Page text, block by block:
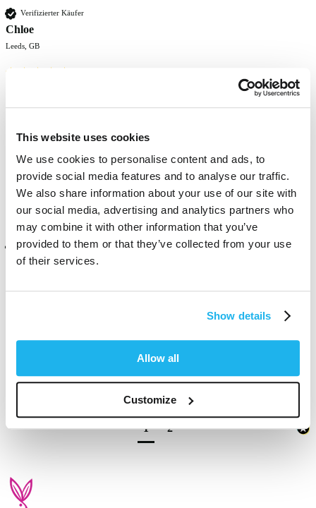
This website uses cookies
We use cookies to personalise content and ads, to
provide social media features and to analyse our traffic.
We also share information about your use of our site with
our social media, advertising and analytics partners who
may combine it with other information that you’ve
provided to them or that they’ve collected from your use
of their services.
Show details
Allow all
Customize
Verifizierter Käufer
Chloe
Leeds, GB
Pretty pastel colour.  Will come out lighter so if that's not what you
are looking for go for a darker purple.  This pulls more pink purple
easy to apply but I do prefer to put it on dry hair.
Fanden Sie diese Bewertung hilfreich?
Verifizierter Käufer
Alexandra
Fanden Sie diese Bewertung hilfreich? Ja Melden
1 2